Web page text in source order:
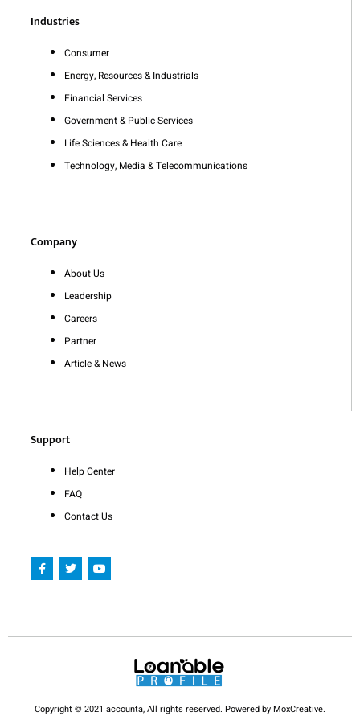
Industries
Consumer
Energy, Resources & Industrials
Financial Services
Government & Public Services
Life Sciences & Health Care
Technology, Media & Telecommunications
Company
About Us
Leadership
Careers
Partner
Article & News
Support
Help Center
FAQ
Contact Us
F
a
c
k
T
w
i
Y
o
u
Copyright © 2021 accounta, All rights reserved. Powered by MoxCreative.